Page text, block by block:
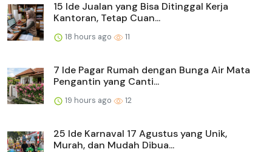
15 Ide Jualan yang Bisa Ditinggal Kerja
Kantoran, Tetap Cuan...
18 hours ago 11
7 Ide Pagar Rumah dengan Bunga Air Mata
Pengantin yang Canti...
19 hours ago 12
25 Ide Karnaval 17 Agustus yang Unik,
Murah, dan Mudah Dibua...